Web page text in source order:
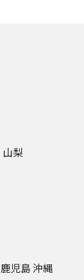
山梨
鹿児島沖縄